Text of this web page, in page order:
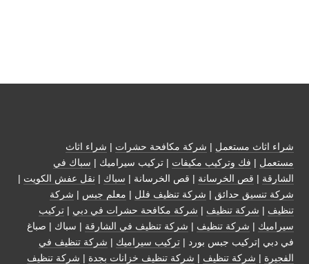
شراء اثاث مستعمل | شركة مكافحة حشرات | شراء اثاث
مستعمل | فك وتركيب مكيفات | تركيب سيراميك | سباك في
الشارقة | قص الخرسانة | قص الخرسانة | سباك | نقل عفش الكويت |
شركة تنسيق حدائق | شركة تنظيف فلل | معلم جبس | شركة
تنظيف | شركة تنظيف | شركة مكافحة حشرات في دبي | تركيب
سيراميك | شركة تنظيف | شركة تنظيف في الشارقة | سباك | صباغ
في دبي |تركيب جبس بورد | تركيب سيراميك | شركة تنظيف في
الفجيرة | شركة تنظيف | شركة تنظيف خزانات بجدة | شركة تنظيف